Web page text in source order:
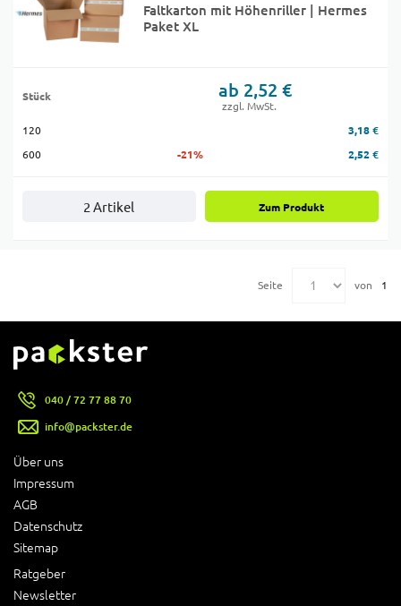
Faltkarton mit Höhenriller | Hermes
Paket XL
Stück ab 2,52 €
zzgl. MwSt.
120
3,18 €
600
-21% 2,52 €
2 Artikel Zum Produkt
Seite von 1
Über uns
Impressum
AGB
Datenschutz
Sitemap
Ratgeber
Newsletter
040 / 72 77 88 70
info@packster.de